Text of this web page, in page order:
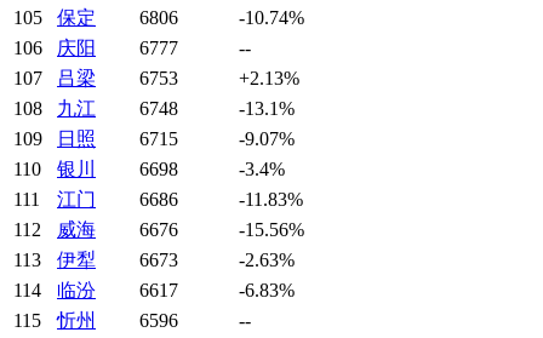
105
保定 6806
-10.74%
106
庆阳 6777
--
107
吕梁 6753
+2.13%
108
九江 6748
-13.1%
109
日照 6715
-9.07%
110
银川 6698
-3.4%
111
江门 6686
-11.83%
112
威海 6676
-15.56%
113
伊犁 6673
-2.63%
114
临汾 6617
-6.83%
115
忻州 6596
--